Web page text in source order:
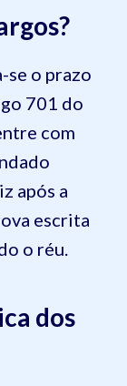
se o prazo
701 do
com
após a
escrita
o réu.
dos